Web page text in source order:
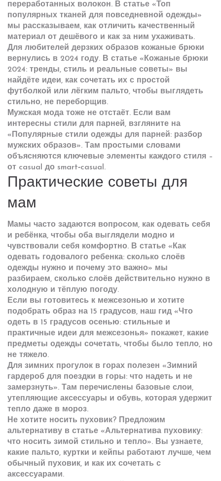
переработанных волокон. В статье «Топ
популярных тканей для повседневной одежды»
мы рассказываем, как отличить качественный
материал от дешёвого и как за ним ухаживать.
Для любителей дерзких образов кожаные брюки
вернулись в 2024 году. В статье «Кожаные брюки
2024: тренды, стиль и реальные советы» вы
найдёте идеи, как сочетать их с простой
футболкой или лёгким пальто, чтобы выглядеть
стильно, не переборщив.
Мужская мода тоже не отстаёт. Если вам
интересны стили для парней, взгляните на
«Популярные стили одежды для парней: разбор
мужских образов». Там простыми словами
объясняются ключевые элементы каждого стиля –
от casual до smart‑casual.
Практические советы для
мам
Мамы часто задаются вопросом, как одевать себя
и ребёнка, чтобы оба выглядели модно и
чувствовали себя комфортно. В статье «Как
одевать годовалого ребенка: сколько слоёв
одежды нужно и почему это важно» мы
разбираем, сколько слоёв действительно нужно в
холодную и тёплую погоду.
Если вы готовитесь к межсезонью и хотите
подобрать образ на 15 градусов, наш гид «Что
одеть в 15 градусов осенью: стильные и
практичные идеи для межсезонья» покажет, какие
предметы одежды сочетать, чтобы было тепло, но
не тяжело.
Для зимних прогулок в горах полезен «Зимний
гардероб для поездки в горы: что надеть и не
замерзнуть». Там перечислены базовые слои,
утепляющие аксессуары и обувь, которая удержит
тепло даже в мороз.
Не хотите носить пуховик? Предложим
альтернативу в статье «Альтернатива пуховику:
что носить зимой стильно и тепло». Вы узнаете,
какие пальто, куртки и кейпы работают лучше, чем
обычный пуховик, и как их сочетать с
аксессуарами.